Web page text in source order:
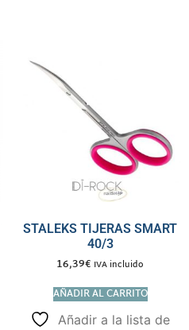
STALEKS TIJERAS SMART
40/3
16,39€ IVA incluido
AÑADIR AL CARRITO
Añadir a la lista de